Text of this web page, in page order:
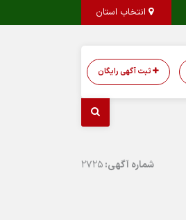
ثبت آگهی رایگان
شماره آگهی:2725